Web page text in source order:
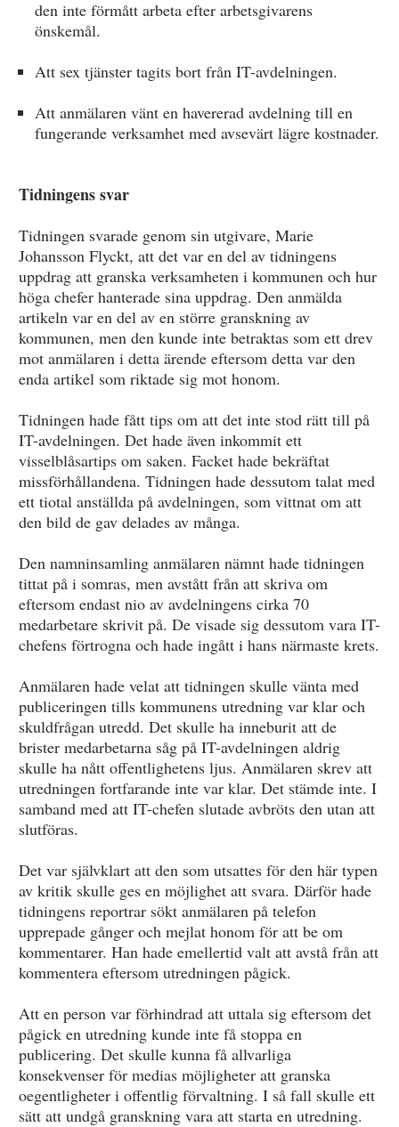
den inte förmått arbeta efter arbetsgivarens
önskemål.
Att sex tjänster tagits bort från IT-avdelningen.
Att anmälaren vänt en havererad avdelning till en
fungerande verksamhet med avsevärt lägre kostnader.
Tidningens svar
Tidningen svarade genom sin utgivare, Marie
Johansson Flyckt, att det var en del av tidningens
uppdrag att granska verksamheten i kommunen och hur
höga chefer hanterade sina uppdrag. Den anmälda
artikeln var en del av en större granskning av
kommunen, men den kunde inte betraktas som ett drev
mot anmälaren i detta ärende eftersom detta var den
enda artikel som riktade sig mot honom.
Tidningen hade fått tips om att det inte stod rätt till på
IT-avdelningen. Det hade även inkommit ett
visselblåsartips om saken. Facket hade bekräftat
missförhållandena. Tidningen hade dessutom talat med
ett tiotal anställda på avdelningen, som vittnat om att
den bild de gav delades av många.
Den namninsamling anmälaren nämnt hade tidningen
tittat på i somras, men avstått från att skriva om
eftersom endast nio av avdelningens cirka 70
medarbetare skrivit på. De visade sig dessutom vara IT-
chefens förtrogna och hade ingått i hans närmaste krets.
Anmälaren hade velat att tidningen skulle vänta med
publiceringen tills kommunens utredning var klar och
skuldfrågan utredd. Det skulle ha inneburit att de
brister medarbetarna såg på IT-avdelningen aldrig
skulle ha nått offentlighetens ljus. Anmälaren skrev att
utredningen fortfarande inte var klar. Det stämde inte. I
samband med att IT-chefen slutade avbröts den utan att
slutföras.
Det var självklart att den som utsattes för den här typen
av kritik skulle ges en möjlighet att svara. Därför hade
tidningens reportrar sökt anmälaren på telefon
upprepade gånger och mejlat honom för att be om
kommentarer. Han hade emellertid valt att avstå från att
kommentera eftersom utredningen pågick.
Att en person var förhindrad att uttala sig eftersom det
pågick en utredning kunde inte få stoppa en
publicering. Det skulle kunna få allvarliga
konsekvenser för medias möjligheter att granska
oegentligheter i offentlig förvaltning. I så fall skulle ett
sätt att undgå granskning vara att starta en utredning.